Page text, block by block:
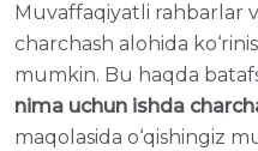
Muvaffaqiyatli rahbarlar
charchash alohida
mumkin. Bu haqda
nima uchun ishda
maqolasida o‘qishingiz